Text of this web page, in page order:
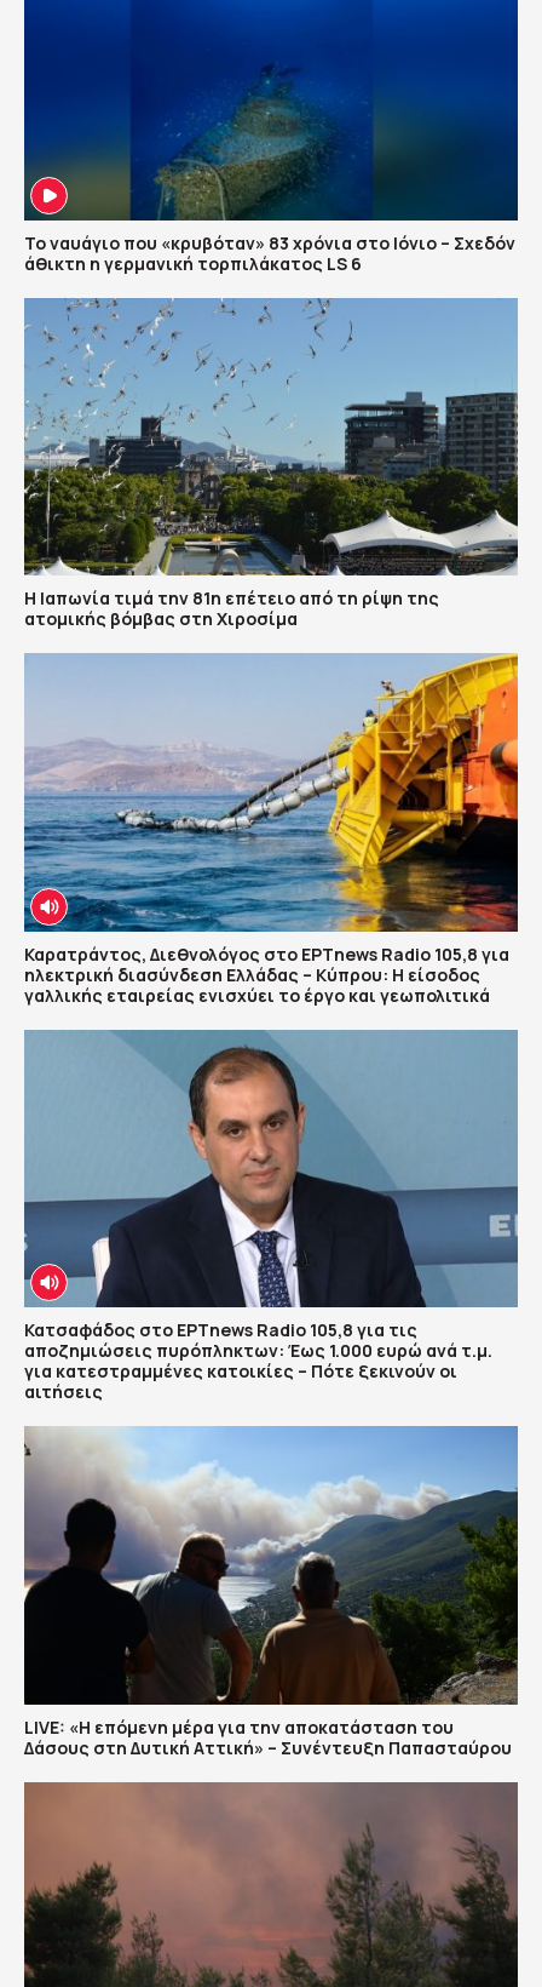
Το ναυάγιο που «κρυβόταν» 83 χρόνια στο Ιόνιο – Σχεδόν
άθικτη η γερμανική τορπιλάκατος LS 6
Η Ιαπωνία τιμά την 81η επέτειο από τη ρίψη της
ατομικής βόμβας στη Χιροσίμα
Καρατράντος, Διεθνολόγος στο ΕΡΤnews Radio 105,8 για
ηλεκτρική διασύνδεση Ελλάδας – Κύπρου: Η είσοδος
γαλλικής εταιρείας ενισχύει το έργο και γεωπολιτικά
Κατσαφάδος στο ΕΡΤnews Radio 105,8 για τις
αποζημιώσεις πυρόπληκτων: Έως 1.000 ευρώ ανά τ.μ.
για κατεστραμμένες κατοικίες – Πότε ξεκινούν οι
αιτήσεις
LIVE: «Η επόμενη μέρα για την αποκατάσταση του
Δάσους στη Δυτική Αττική» – Συνέντευξη Παπασταύρου